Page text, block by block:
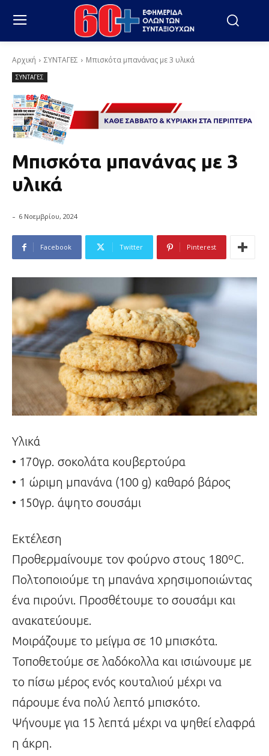
Αρχική ΣΥΝΤΑΓΕΣ Μπισκότα μπανάνας με 3 υλικά
ΣΥΝΤΑΓΕΣ
Μπισκότα μπανάνας με 3
υλικά
- 6 Νοεμβρίου, 2024
Facebook Twitter Pinterest
Υλικά
• 170γρ. σοκολάτα κουβερτούρα
• 1 ώριμη μπανάνα (100 g) καθαρό βάρος
• 150γρ. άψητο σουσάμι
Εκτέλεση
Προθερμαίνουμε τον φούρνο στους 180ºC.
Πολτοποιούμε τη μπανάνα χρησιμοποιώντας
ένα πιρούνι. Προσθέτουμε το σουσάμι και
ανακατεύουμε.
Μοιράζουμε το μείγμα σε 10 μπισκότα.
Τοποθετούμε σε λαδόκολλα και ισιώνουμε με
το πίσω μέρος ενός κουταλιού μέχρι να
πάρουμε ένα πολύ λεπτό μπισκότο.
Ψήνουμε για 15 λεπτά μέχρι να ψηθεί ελαφρά
η άκρη.